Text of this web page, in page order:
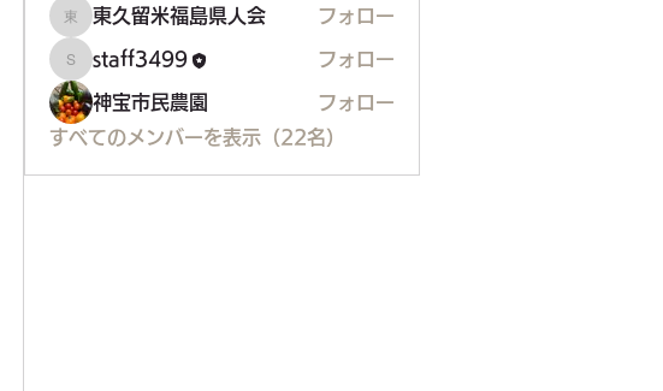
東久留米福島県人会
東久留米福島県人会 フォロー
staff3499
staff3499 フォロー
神宝市民農園
フォロー
すべてのメンバーを表示（22名）